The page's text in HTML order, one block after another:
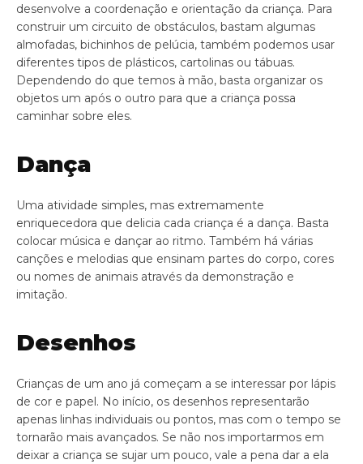
desenvolve a coordenação e orientação da criança. Para
construir um circuito de obstáculos, bastam algumas
almofadas, bichinhos de pelúcia, também podemos usar
diferentes tipos de plásticos, cartolinas ou tábuas.
Dependendo do que temos à mão, basta organizar os
objetos um após o outro para que a criança possa
caminhar sobre eles.
Dança
Uma atividade simples, mas extremamente
enriquecedora que delicia cada criança é a dança. Basta
colocar música e dançar ao ritmo. Também há várias
canções e melodias que ensinam partes do corpo, cores
ou nomes de animais através da demonstração e
imitação.
Desenhos
Crianças de um ano já começam a se interessar por lápis
de cor e papel. No início, os desenhos representarão
apenas linhas individuais ou pontos, mas com o tempo se
tornarão mais avançados. Se não nos importarmos em
deixar a criança se sujar um pouco, vale a pena dar a ela